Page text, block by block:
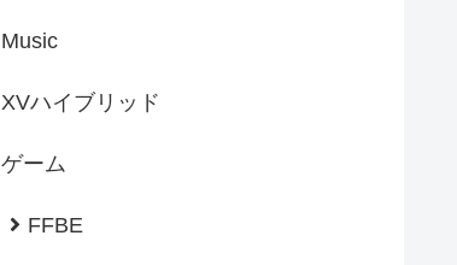
Music
XVハイブリッド
ゲーム
FFBE